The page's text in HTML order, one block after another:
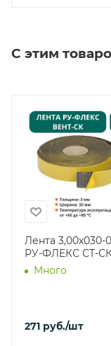
С этим
Лента 3,00х030-
РУ-ФЛЕКС СТ-
Много
271 руб./шт